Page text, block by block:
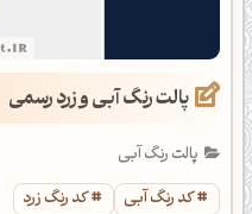
پالت رنگ آبی و زرد رسمی
پالت رنگ آبی
کد رنگ آبی
کد رنگ زرد